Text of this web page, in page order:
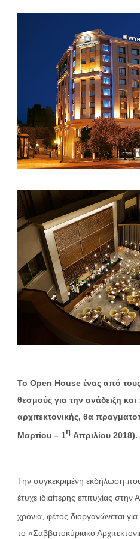
To Open House ένας από τους
θεσμούς για την ανάδειξη
αρχιτεκτονικής, θα
Μαρτίου – 1η Απριλίου 2018).
Την συγκεκριμένη εκδήλωση
έτυχε ιδιαίτερης επιτυχίας
χρόνια, φέτος διοργανώνεται για
το «Σαββατοκύριακο